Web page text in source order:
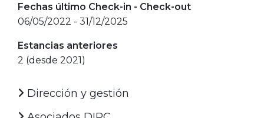
Fechas último Check-in - Check-out
06/05/2022 - 31/12/2025
Estancias anteriores
2 (desde 2021)
Dirección y gestión